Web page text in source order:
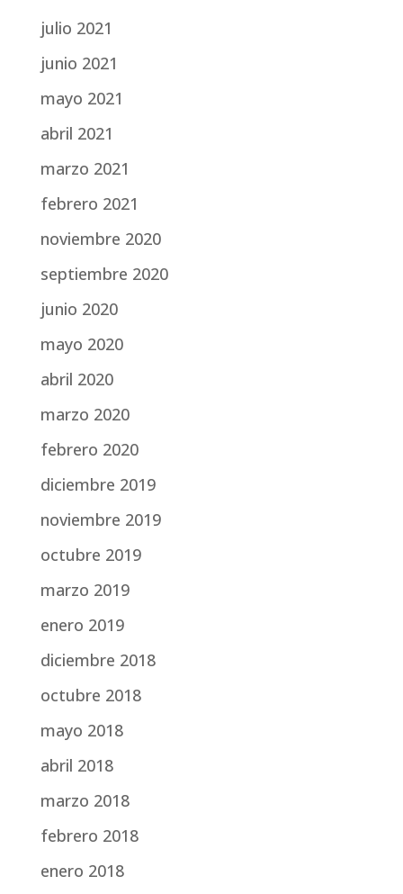
julio 2021
junio 2021
mayo 2021
abril 2021
marzo 2021
febrero 2021
noviembre 2020
septiembre 2020
junio 2020
mayo 2020
abril 2020
marzo 2020
febrero 2020
diciembre 2019
noviembre 2019
octubre 2019
marzo 2019
enero 2019
diciembre 2018
octubre 2018
mayo 2018
abril 2018
marzo 2018
febrero 2018
enero 2018